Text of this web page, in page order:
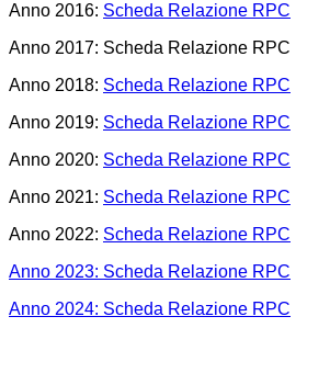
Anno 2016: Scheda Relazione RPC
Anno 2017: Scheda Relazione RPC
Anno 2018: Scheda Relazione RPC
Anno 2019: Scheda Relazione RPC
Anno 2020: Scheda Relazione RPC
Anno 2021: Scheda Relazione RPC
Anno 2022: Scheda Relazione RPC
Anno 2023: Scheda Relazione RPC
Anno 2024: Scheda Relazione RPC